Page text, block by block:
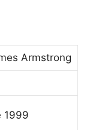
Armstrong
1999